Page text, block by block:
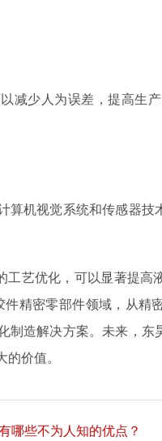
减少人为误差，提高生
算机视觉系统和传感器
艺优化，可以显著提高
精密零部件领域，从精
制造解决方案。未来，
价值。
哪些不为人知的优点？